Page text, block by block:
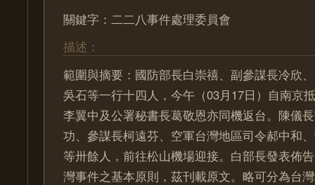
關鍵字：二二八事件處理委員會
描述：
範圍與摘要：國防部長白崇禧、副參謀長冷欣
吳石等一行十四人，今午（03月17日）自南京
李翼中及公署秘書長葛敬恩亦同機返台。陳儀
功、參謀長柯遠芬、空軍台灣地區司令郝中和
等卅餘人，前往松山機場迎接。白部長發表佈
灣事件之基本原則，茲刊載原文。略可分為台